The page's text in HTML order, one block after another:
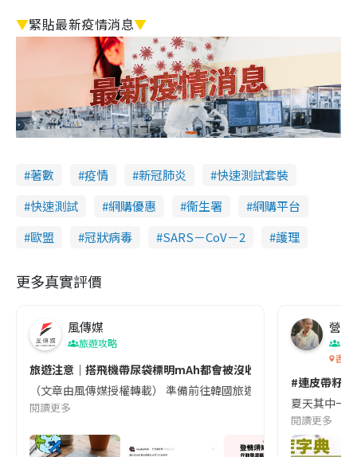
▼緊貼最新疫情消息▼
著數 疫情 新冠肺炎
快速測試套裝
快速測試
網購優惠 衞生署
網購平台
歐盟
冠狀病毒 SARS－CoV－2 護理
更多真實評價
風傳媒
旅遊攻略
旅遊注意｜搭飛機帶尿袋標明mAh都會被沒收😱出發前切記檢查
（文章由風傳媒授權轉載） 準備前往韓國旅遊的民眾，近期要
閱讀更多
營養
香港
#連皮帶籽
夏天其中一
閱讀更多